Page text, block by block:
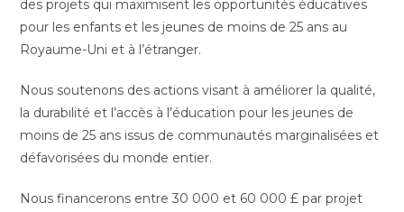
des projets qui maximisent les opportunités éducatives
pour les enfants et les jeunes de moins de 25 ans au
Royaume-Uni et à l’étranger.
Nous soutenons des actions visant à améliorer la qualité,
la durabilité et l’accès à l’éducation pour les jeunes de
moins de 25 ans issus de communautés marginalisées et
défavorisées du monde entier.
Nous financerons entre 30 000 et 60 000 £ par projet